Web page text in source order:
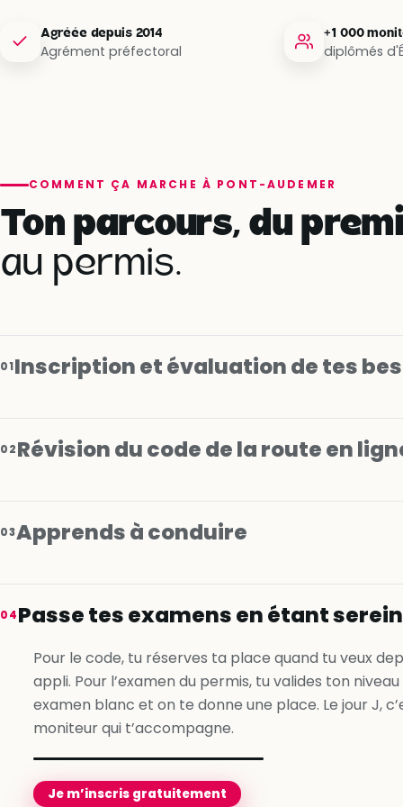
Agréée depuis 2014
Agrément préfectoral
+1 000
diplômés
COMMENT ÇA MARCHE À PONT-AUDEMER
Ton parcours, du
au permis.
01Inscription et évaluation de tes
Je m’inscris gratuitement
02Révision du code de la route en
Je m’inscris gratuitement
03Apprends à conduire
Je m’inscris gratuitement
04Passe tes examens en étant serein
Pour le code, tu réserves ta place quand tu veux
appli. Pour l’examen du permis, tu valides ton
examen blanc et on te donne une place. Le jour J,
moniteur qui t’accompagne.
Je m’inscris gratuitement